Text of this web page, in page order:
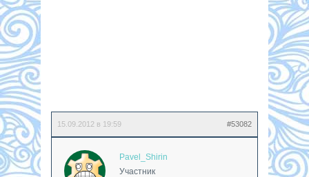
15.09.2012 в 19:59 #53082
Pavel_Shirin
Участник